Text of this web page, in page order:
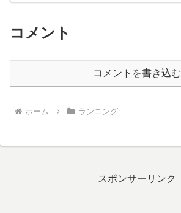
コメント
コメントを書き込む
ホーム ランニング
スポンサーリンク